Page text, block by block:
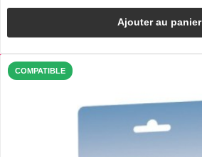
Ajouter au panier
COMPATIBLE